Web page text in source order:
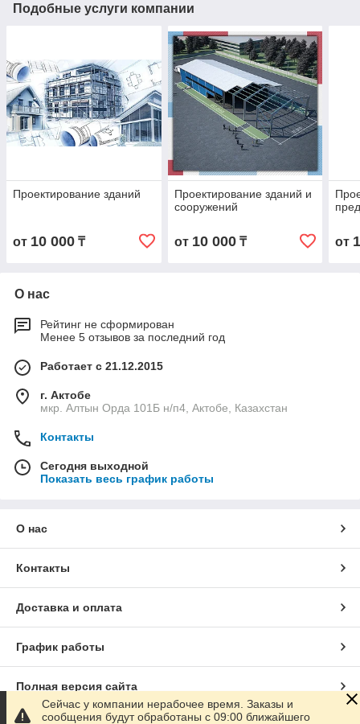
Подобные услуги компании
Проектирование зданий
от 10 000 ₸
Проектирование зданий и
сооружений
от 10 000₸ от
О нас
Рейтинг не сформирован
Менее 5 отзывов за последний год
Работает с 21.12.2015
г. Актобе
мкр. Алтын Орда 101Б н/п4, Актобе, Казахстан
Контакты
Сегодня выходной
Показать весь график работы
О нас
Контакты
Доставка и оплата
График работы
Полная версия сайта
Сейчас у компании нерабочее время. Заказы и
сообщения будут обработаны с 09:00 ближайшего